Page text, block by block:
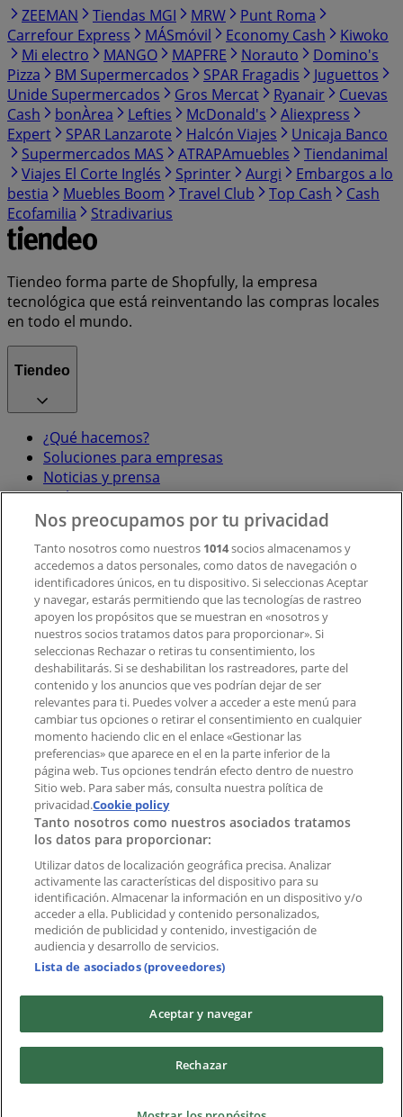
ZEEMAN
Tiendas MGI MRW
Punt Roma
Carrefour Express
MÁSmóvil Economy Cash
Kiwoko
Mi electro
MANGO MAPFRE Norauto
Domino's
Pizza
BM Supermercados SPAR Fragadis
Juguettos
Unide Supermercados
Gros Mercat Ryanair
Cuevas
Cash
bonÀrea Lefties McDonald's
Aliexpress
Expert
SPAR Lanzarote Halcón Viajes
Unicaja Banco
Supermercados MAS
ATRAPAmuebles
Tiendanimal
Viajes El Corte Inglés
Sprinter Aurgi
Embargos a lo
bestia
Muebles Boom Travel Club Top Cash
Cash
Ecofamilia
Stradivarius
Tiendeo forma parte de Shopfully, la empresa
tecnológica que está reinventando las compras locales
en todo el mundo.
Tiendeo
¿Qué hacemos?
Soluciones para empresas
Noticias y prensa
Trabaja con nosotros
Contacto
Contacto comercial y de marketing
Tienda mal colocada en el mapa
Notificar un folleto
¿Encontraste un problema en la web o en la
aplicación?
Índices
Marcas
Negocios
Negocios cercanos
Productos
Ciudades
Descargar la APP Tiendeo
Copyright © Tiendeo ® 2026 · Shopfully Marketing S.L.U. –
Términos y condicionesPolítica de privacidad
Nos preocupamos por tu privacidad
Tanto nosotros como nuestros 1014socios almacenamos y
accedemos a datos personales, como datos de navegación o
identificadores únicos, en tu dispositivo. Si seleccionas Aceptar
y navegar, estarás permitiendo que las tecnologías de rastreo
apoyen los propósitos que se muestran en «nosotros y
nuestros socios tratamos datos para proporcionar». Si
seleccionas Rechazar o retiras tu consentimiento, los
deshabilitarás. Si se deshabilitan los rastreadores, parte del
contenido y los anuncios que ves podrían dejar de ser
relevantes para ti. Puedes volver a acceder a este menú para
cambiar tus opciones o retirar el consentimiento en cualquier
momento haciendo clic en el enlace «Gestionar las
preferencias» que aparece en el en la parte inferior de la
página web. Tus opciones tendrán efecto dentro de nuestro
Sitio web. Para saber más, consulta nuestra política de
privacidad.Cookie policy
Tanto nosotros como nuestros asociados tratamos
los datos para proporcionar:
Utilizar datos de localización geográfica precisa. Analizar
activamente las características del dispositivo para su
identificación. Almacenar la información en un dispositivo y/o
acceder a ella. Publicidad y contenido personalizados,
medición de publicidad y contenido, investigación de
audiencia y desarrollo de servicios.
Lista de asociados (proveedores)
Aceptar y navegar
Rechazar